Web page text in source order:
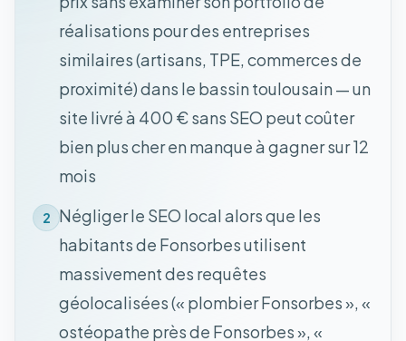
réalisations pour des entreprises
similaires (artisans, TPE, commerces de
proximité) dans le bassin toulousain — un
site livré à 400 € sans SEO peut coûter
bien plus cher en manque à gagner sur 12
mois
2 Négliger le SEO local alors que les
habitants de Fonsorbes utilisent
massivement des requêtes
géolocalisées (« plombier Fonsorbes », «
ostéopathe près de Fonsorbes », «